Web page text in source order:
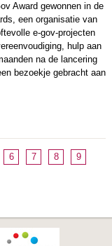
Award gewonnen in de
een organisatie van
e-gov-projecten
hulp aan
na de lancering
bezoekje gebracht aan
6 7 8
9